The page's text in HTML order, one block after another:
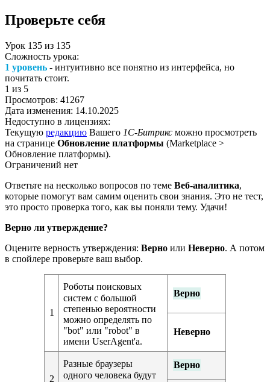
Проверьте себя
Урок 135 из 135
Сложность урока:
1 уровень - интуитивно все понятно из интерфейса, но
почитать стоит.
1 из 5
Просмотров: 41267
Дата изменения: 14.10.2025
Недоступно в лицензиях:
Текущую редакцию Вашего 1С-Битрикс можно просмотреть
на странице Обновление платформы (Marketplace >
Обновление платформы).
Ограничений нет
Ответьте на несколько вопросов по теме Веб-аналитика,
которые помогут вам самим оценить свои знания. Это не тест,
это просто проверка того, как вы поняли тему. Удачи!
Верно ли утверждение?
Оцените верность утверждения: Верно или Неверно. А потом
в спойлере проверьте ваш выбор.
1
Роботы поисковых
систем с большой
степенью вероятности
можно определять по
"bot" или "robot" в
имени UserAgent'а.
Верно
Неверно
2
Разные браузеры
одного человека будут
Верно